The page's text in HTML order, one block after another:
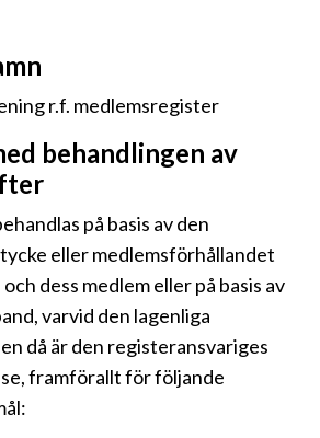
r.f. medlemsregister
behandlingen av
på basis av den
eller medlemsförhållandet
dess medlem eller på basis av
varvid den lagenliga
då är den registeransvariges
framförallt för följande